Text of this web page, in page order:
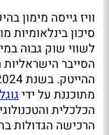
וויז גייסה מימון
סיכון בינלאומיות
לשווי שוק גבוה
הסייבר הישראליות
מתוכננת על ידיגוגל
הכלכלית
הרכישה הגדולות